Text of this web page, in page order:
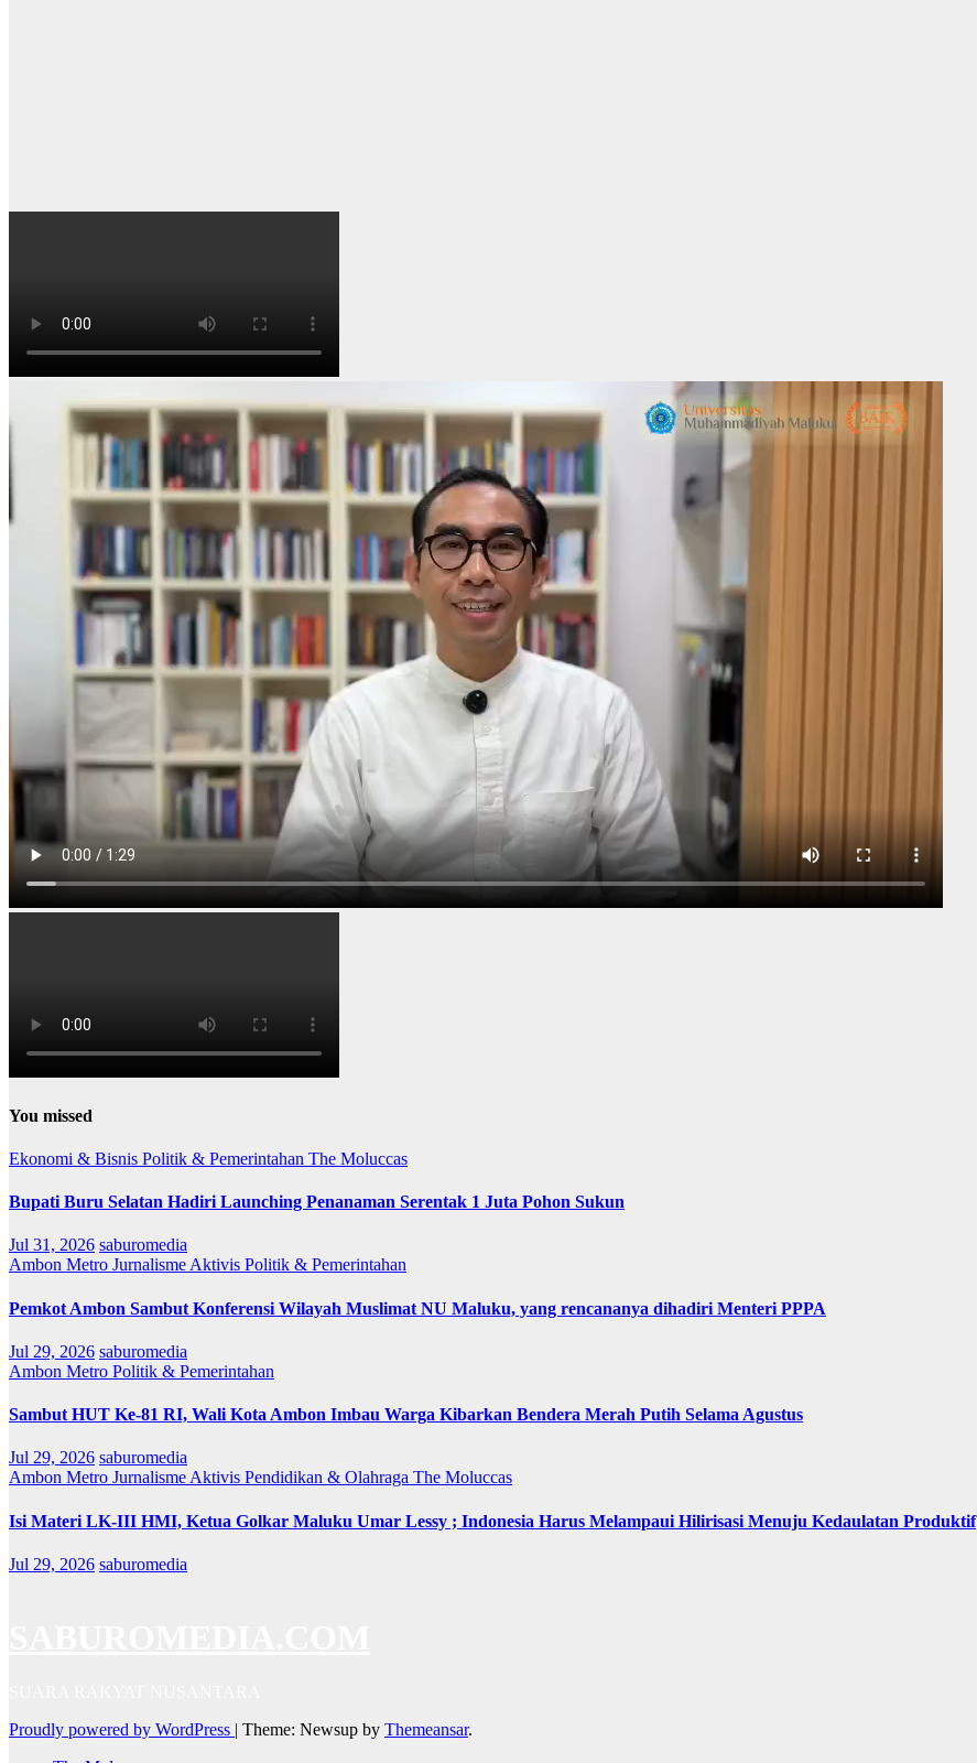
You missed
Ekonomi & Bisnis Politik & Pemerintahan The Moluccas
Bupati Buru Selatan Hadiri Launching Penanaman Serentak 1 Juta Pohon Sukun
Jul 31, 2026 saburomedia
Ambon Metro Jurnalisme Aktivis Politik & Pemerintahan
Pemkot Ambon Sambut Konferensi Wilayah Muslimat NU Maluku, yang rencananya dihadiri Menteri PPPA
Jul 29, 2026 saburomedia
Ambon Metro Politik & Pemerintahan
Sambut HUT Ke-81 RI, Wali Kota Ambon Imbau Warga Kibarkan Bendera Merah Putih Selama Agustus
Jul 29, 2026 saburomedia
Ambon Metro Jurnalisme Aktivis Pendidikan & Olahraga The Moluccas
Isi Materi LK-III HMI, Ketua Golkar Maluku Umar Lessy ; Indonesia Harus Melampaui Hilirisasi Menuju Kedaulatan Produktif
Jul 29, 2026 saburomedia
Proudly powered by WordPress | Theme: Newsup by Themeansar.